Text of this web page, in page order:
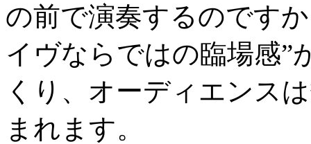
の前で演奏するのです
イヴならではの臨場感”
くり、オーディエンス
まれます。